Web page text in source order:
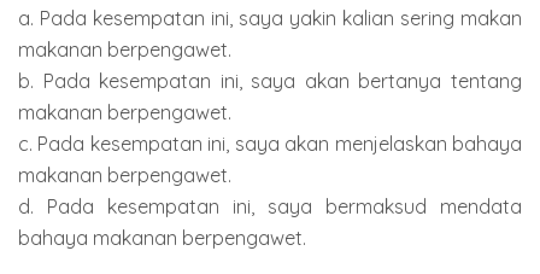
a. Pada kesempatan ini, saya yakin kalian sering makan
makanan berpengawet.
b. Pada kesempatan ini, saya akan bertanya tentang
makanan berpengawet.
c. Pada kesempatan ini, saya akan menjelaskan bahaya
makanan berpengawet.
d. Pada kesempatan ini, saya bermaksud mendata
bahaya makanan berpengawet.